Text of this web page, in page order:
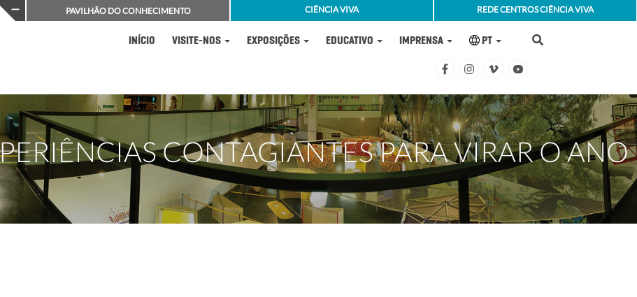
PAVILHÃO DO CONHECIMENTO CIÊNCIA VIVA REDE CENTROS CIÊNCIA VIVA
INÍCIO VISITE-NOS EXPOSIÇÕES EDUCATIVO IMPRENSA PT
CONTAGIANTES PARA VIRAR O ANO